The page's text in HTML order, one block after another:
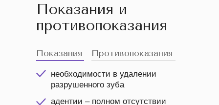
Показания и
противопоказания
Показания Противопоказания
необходимости в удалении
разрушенного зуба
адентии – полном отсутствии